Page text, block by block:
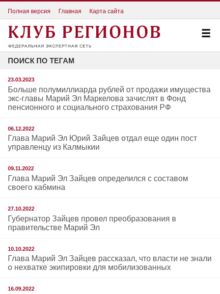
Полная версия Главная Карта сайта
ПОИСК ПО ТЕГАМ
23.03.2023
Больше полумиллиарда рублей от продажи имущества
экс-главы Марий Эл Маркелова зачислят в Фонд
пенсионного и социального страхования РФ
06.12.2022
Глава Марий Эл Юрий Зайцев отдал еще один пост
управленцу из Калмыкии
09.11.2022
Глава Марий Эл Зайцев определился с составом
своего кабмина
27.10.2022
Губернатор Зайцев провел преобразования в
правительстве Марий Эл
10.10.2022
Глава Марий Эл Зайцев рассказал, что власти не знали
о нехватке экипировки для мобилизованных
16.09.2022